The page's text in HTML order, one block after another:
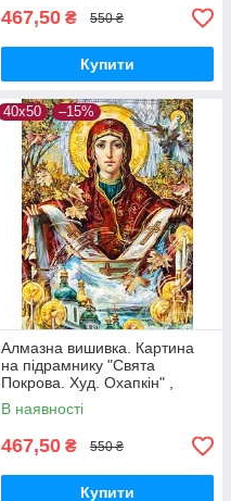
467,50 ₴ 550 ₴
Купити
40х50 –15%
Алмазна вишивка. Картина
на підрамнику "Свята
Покрова. Худ. Охапкін" ,
розмір 40х50см
В наявності
467,50 ₴ 550 ₴
Купити